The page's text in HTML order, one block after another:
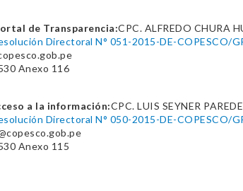
de Transparencia:CPC. ALFREDO CHURA
Directoral N° 051-2015-DE-COPESCO/
Anexo 116
a la información:CPC. LUIS SEYNER
Directoral N° 050-2015-DE-COPESCO/
Anexo 115